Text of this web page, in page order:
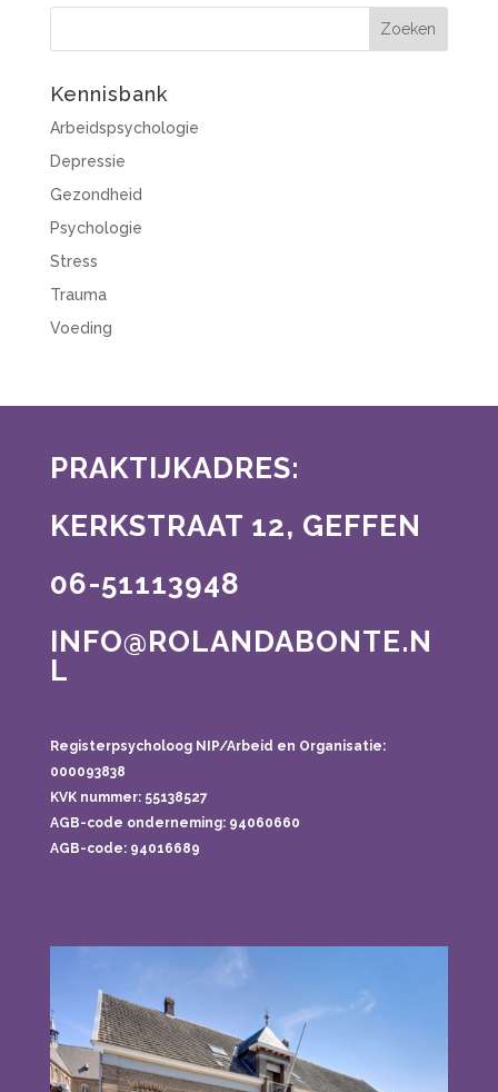
Kennisbank
Arbeidspsychologie
Depressie
Gezondheid
Psychologie
Stress
Trauma
Voeding
PRAKTIJKADRES:
KERKSTRAAT 12, GEFFEN
06-51113948
INFO@ROLANDABONTE.N
L
Registerpsycholoog NIP/Arbeid en Organisatie:
000093838
KVK nummer: 55138527
AGB-code onderneming: 94060660
AGB-code: 94016689